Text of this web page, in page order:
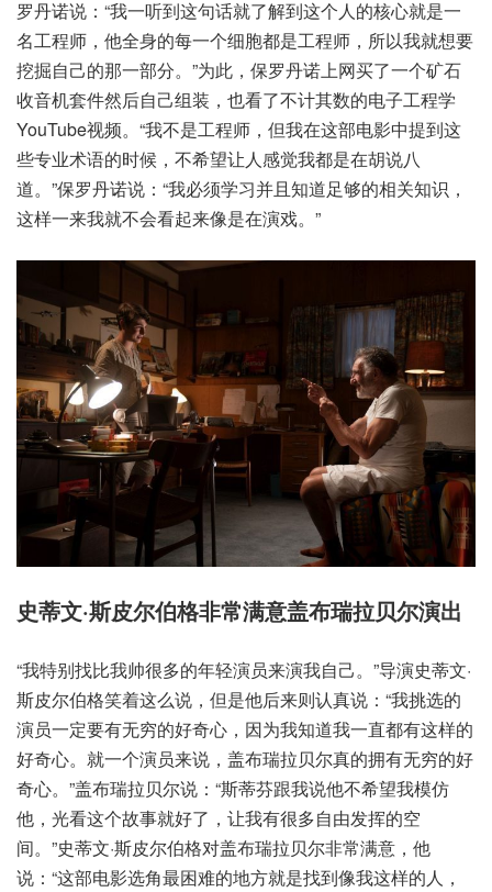
罗丹诺说：“我一听到这句话就了解到这个人的核心就是一
名工程师，他全身的每一个细胞都是工程师，所以我就想要
挖掘自己的那一部分。”为此，保罗丹诺上网买了一个矿石
收音机套件然后自己组装，也看了不计其数的电子工程学
YouTube视频。“我不是工程师，但我在这部电影中提到这
些专业术语的时候，不希望让人感觉我都是在胡说八
道。”保罗丹诺说：“我必须学习并且知道足够的相关知识，
这样一来我就不会看起来像是在演戏。”
史蒂文·斯皮尔伯格非常满意盖布瑞拉贝尔演出
“我特别找比我帅很多的年轻演员来演我自己。”导演史蒂文·
斯皮尔伯格笑着这么说，但是他后来则认真说：“我挑选的
演员一定要有无穷的好奇心，因为我知道我一直都有这样的
好奇心。就一个演员来说，盖布瑞拉贝尔真的拥有无穷的好
奇心。”盖布瑞拉贝尔说：“斯蒂芬跟我说他不希望我模仿
他，光看这个故事就好了，让我有很多自由发挥的空
间。”史蒂文·斯皮尔伯格对盖布瑞拉贝尔非常满意，他
说：“这部电影选角最困难的地方就是找到像我这样的人，